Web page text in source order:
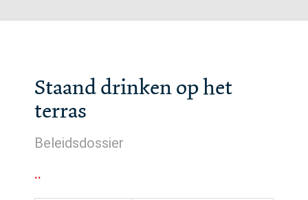
Staand drinken op het
terras
Beleidsdossier
..